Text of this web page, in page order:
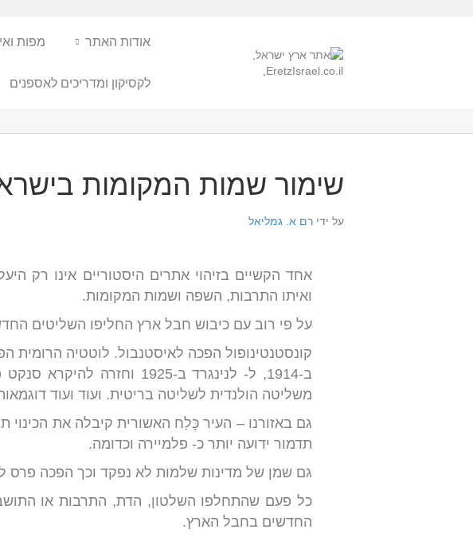
אודות האתר מפות
לקסיקון ומדריכים לאספנים
שימור שמות המקומות
על ידי רם א. גמליאל
אחד הקשיים בזיהוי אתרים היסטוריים אינו רק
ואיתו התרבות, השפה ושמות המקומות.
על פי רוב עם כיבוש חבל ארץ החליפו השליטים
קונסטנטינופול הפכה לאיסטנבול. לוטטיה
משליטה הולנדית לשליטה בריטית. ועוד ועוד
תדמור ידועה יותר כ- פלמיירה וכדומה.
גם שמן של מדינות שלמות לא נפקד וכך הפכה פרס
כל פעם שהתחלפו השלטון, הדת, התרבות או
החדשים בחבל הארץ.